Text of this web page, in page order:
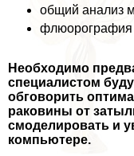
общий анализ
флюорография
Необходимо
специалистом
обговорить
paковины от
смоделировать и
компьютере.